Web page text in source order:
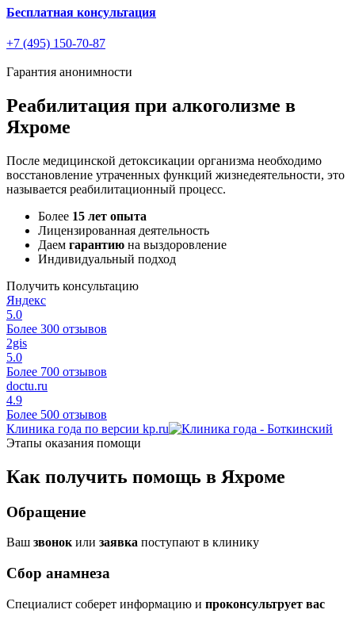
Бесплатная консультация
+7 (495) 150-70-87
Гарантия анонимности
Реабилитация при алкоголизме в
Яхроме
После медицинской детоксикации организма необходимо
восстановление утраченных функций жизнедеятельности, это
называется реабилитационный процесс.
Более 15 лет опыта
Лицензированная деятельность
Даем гарантию на выздоровление
Индивидуальный подход
Получить консультацию
Яндекс
5.0
Более 300 отзывов
2gis
5.0
Более 700 отзывов
doctu.ru
4.9
Более 500 отзывов
Клиника года по версии kp.ru
Этапы оказания помощи
Как получить помощь в Яхроме
Обращение
Ваш звонокили заявка поступают в клинику
Сбор анамнеза
Cпециалист соберет информацию и проконсультрует вас